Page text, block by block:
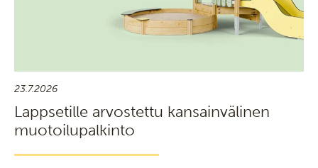
23.7.2026
Lappsetille arvostettu kansainvälinen
muotoilupalkinto